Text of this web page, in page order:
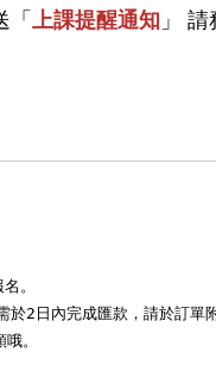
「上課提醒通知 」
。
2日內完成匯款，請於訂單
。